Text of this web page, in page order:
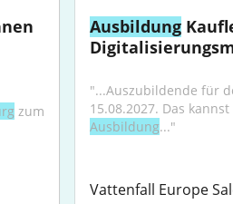
zum
Ausbildung
"...Auszubildende für
Ausbildung..."
Vattenfall Europe